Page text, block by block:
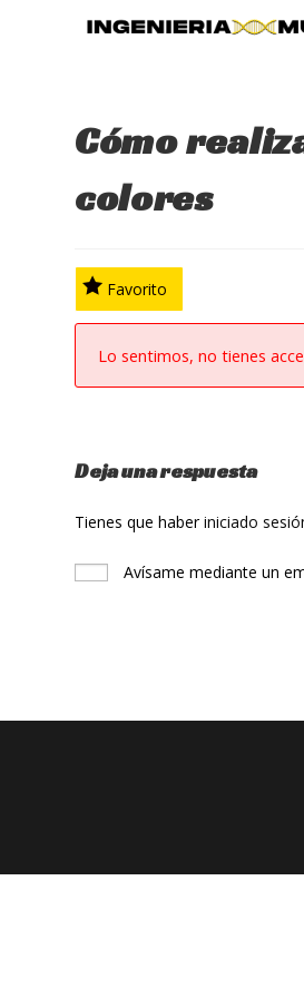
Cómo
colores
Favorito
Lo sentimos, no tienes
Deja una respuesta
Tienes que haberiniciado
Avísame mediante un